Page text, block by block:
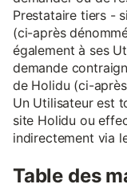
Prestataire tiers -
(ci-après
également à ses
demande
de Holidu (ci-
Un Utilisateur est
site Holidu ou
indirectement via
Table des